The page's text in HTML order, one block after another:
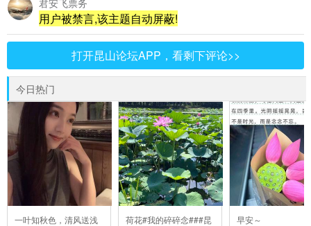
君安飞票务
用户被禁言,该主题自动屏蔽!
打开昆山论坛APP，看剩下评论>>
今日热门
一叶知秋色，清风送浅
荷花#我的碎碎念###昆
早安～